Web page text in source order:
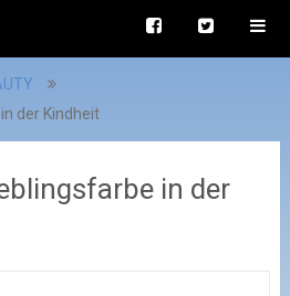
der Kindheit
in der